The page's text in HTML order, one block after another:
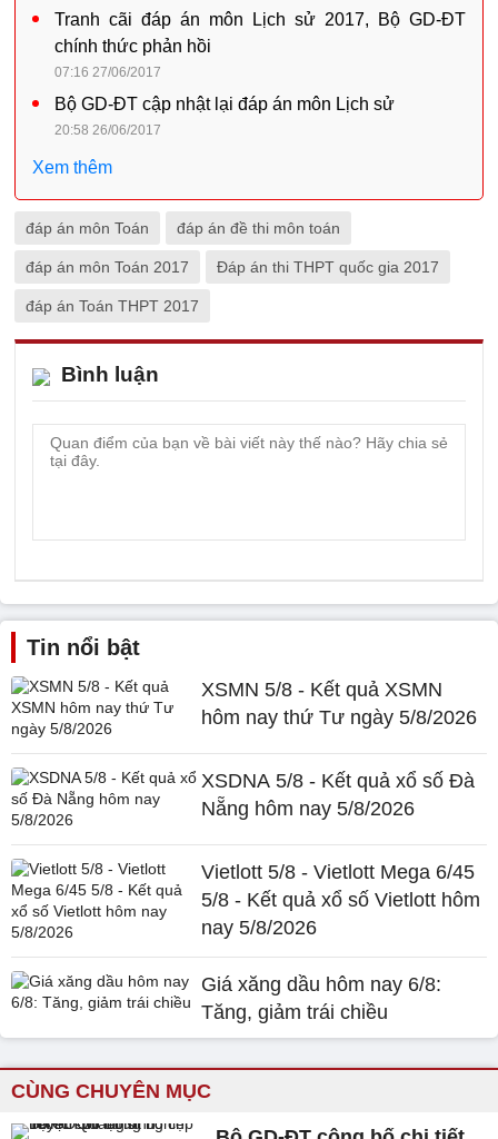
Tranh cãi đáp án môn Lịch sử 2017, Bộ GD-ĐT
chính thức phản hồi
07:16 27/06/2017
Bộ GD-ĐT cập nhật lại đáp án môn Lịch sử
20:58 26/06/2017
Xem thêm
đáp án môn Toán đáp án đề thi môn toán
đáp án môn Toán 2017 Đáp án thi THPT quốc gia 2017
đáp án Toán THPT 2017
Bình luận
Tin nổi bật
XSMN 5/8 - Kết quả XSMN
hôm nay thứ Tư ngày 5/8/2026
XSDNA 5/8 - Kết quả xổ số Đà
Nẵng hôm nay 5/8/2026
Vietlott 5/8 - Vietlott Mega 6/45
5/8 - Kết quả xổ số Vietlott hôm
nay 5/8/2026
Giá xăng dầu hôm nay 6/8:
Tăng, giảm trái chiều
CÙNG CHUYÊN MỤC